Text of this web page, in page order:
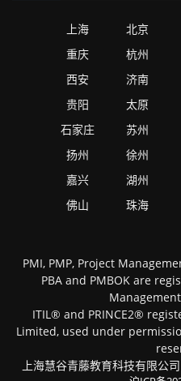
上海 北京
重庆
杭州
西安
济南
贵阳
太原
石家庄
苏州
扬州
徐州
嘉兴
湖州
佛山
珠海
PMI, PMP, Project
PBA and PMBOK are
ITIL® and PRINCE2®
Limited, used under
上海慧谷青藤教育科技有限